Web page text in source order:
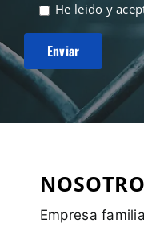
He leido y
Empresa